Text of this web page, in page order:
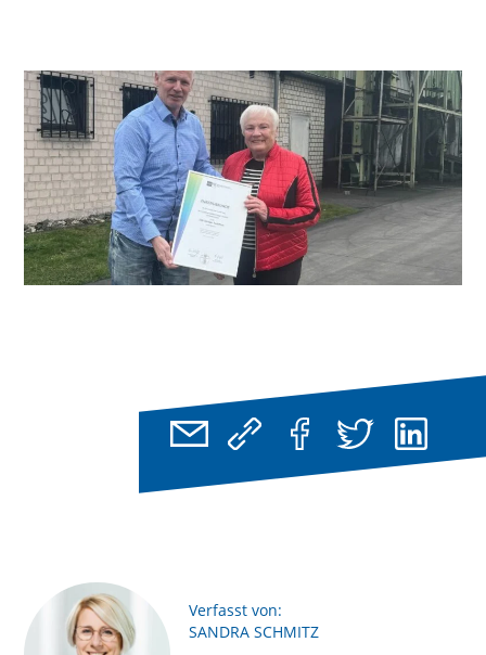
Verfasst von:
SANDRA SCHMITZ